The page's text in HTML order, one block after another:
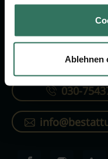
gesammelt haben.
Ablehnen
Verzeichnis
KONTAKTIEREN SIE
030-